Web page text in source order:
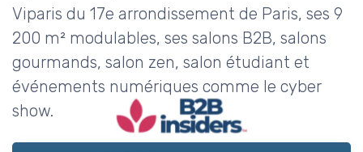
Viparis du 17e arrondissement de Paris, ses 9
200 m² modulables, ses salons B2B, salons
gourmands, salon zen, salon étudiant et
événements numériques comme le cyber
show.